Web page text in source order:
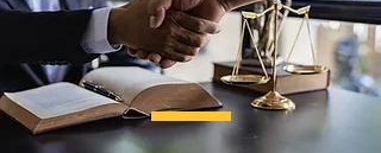
Anwälte